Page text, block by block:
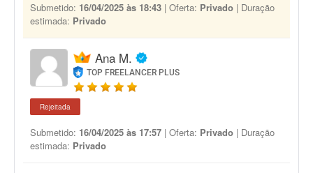
Submetido: 16/04/2025 às 18:43 | Oferta: Privado | Duração
estimada: Privado
Ana M.
TOP FREELANCER PLUS
Rejeitada
Submetido: 16/04/2025 às 17:57 | Oferta: Privado | Duração
estimada: Privado